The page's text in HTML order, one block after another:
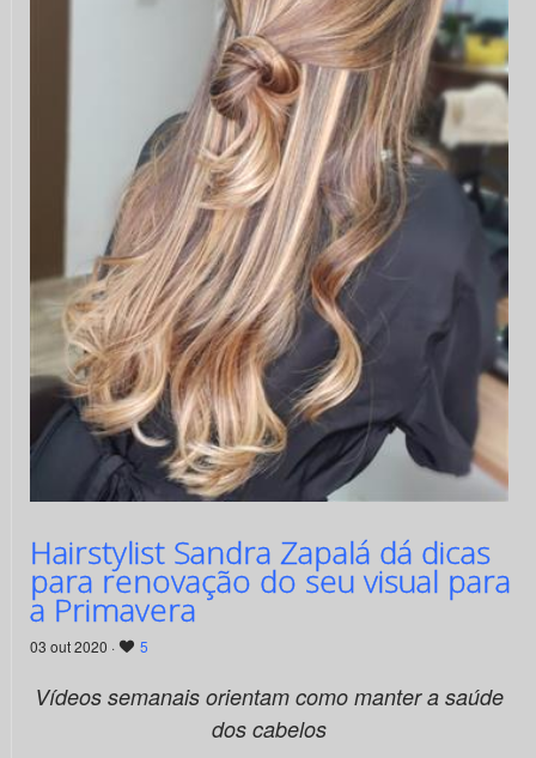
Hairstylist Sandra Zapalá dá dicas
para renovação do seu visual para
a Primavera
03 out 2020 · 5
Vídeos semanais orientam como manter a saúde
dos cabelos